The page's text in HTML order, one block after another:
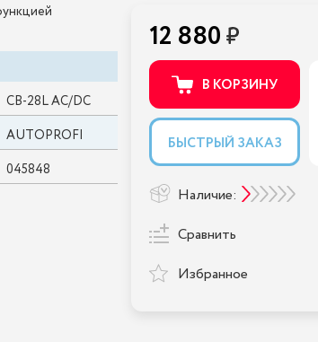
CB-28L AC/DC
AUTOPROFI
045848
12 880
В КОРЗИНУ
БЫСТРЫЙ ЗАКАЗ
Наличие:
Сравнить
Избранное